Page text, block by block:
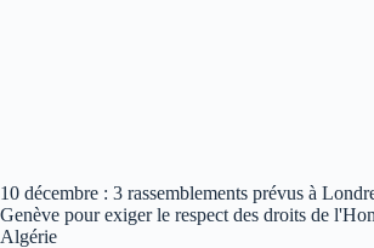
10 décembre : 3 rassemblements prévus à
Genève pour exiger le respect des droits de
Algérie